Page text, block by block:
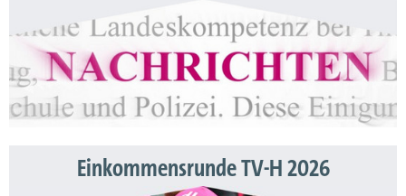
Einkommensrunde TV-H 2026